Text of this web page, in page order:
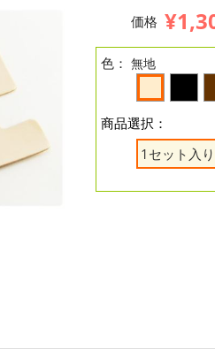
価格
色： 無地
商品選択：
1セット入り